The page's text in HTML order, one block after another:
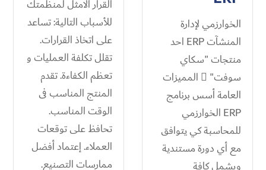
القرار الامثل لمنظمتك
للأسباب التالية: تساعد
على اتخاذ القرارات.
تقلل تكلفة العمليات و
تعظم الكفاءة. تقدم
المنتج المناسب فى
الوقت المناسب.
تحافظ على توقعات
العملاء. إعتماد أفضل
ممارسات التصنيع.
الخوارزمي لإدارة
المنشآت ERP احد
منتجات "سكاي
سوفت"  المميزات
العامة أسس برنامج
ERP الخوارزمي
للمحاسبة كي يتوافق
مع أي دورة مستندية
ويشمل كافة